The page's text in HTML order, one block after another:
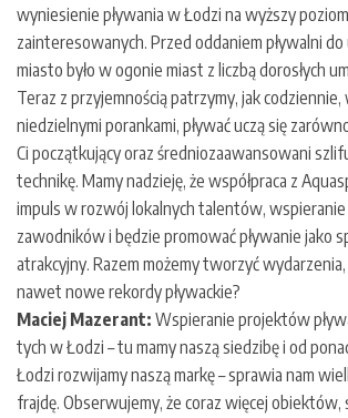
wyniesienie pływania w Łodzi na wyższy
zainteresowanych. Przed oddaniem pływalni
miasto było w ogonie miast z liczbą dorosłych
Teraz z przyjemnością patrzymy, jak codziennie,
niedzielnymi porankami, pływać uczą się
Ci początkujący oraz średniozaawansowani
technikę. Mamy nadzieję, że współpraca z
impuls w rozwój lokalnych talentów, wspieranie
zawodników i będzie promować pływanie jako
atrakcyjny. Razem możemy tworzyć
nawet nowe rekordy pływackie?
Maciej Mazerant: Wspieranie projektów
tych w Łodzi – tu mamy naszą siedzibę i od
Łodzi rozwijamy naszą markę – sprawia nam
frajdę. Obserwujemy, że coraz więcej obiektów,